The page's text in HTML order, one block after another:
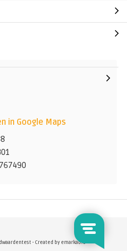
in Google Maps
- Created by emarkable